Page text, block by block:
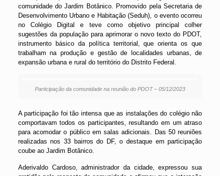
comunidade do Jardim Botânico. Promovido pela Secretaria de
Desenvolvimento Urbano e Habitação (Seduh), o evento ocorreu
no Colégio Digital e teve como objetivo principal colher
sugestões da população para aprimorar o novo texto do PDOT,
instrumento básico da política territorial, que orienta os que
trabalham na produção e gestão de localidades urbanas, de
expansão urbana e rural do território do Distrito Federal.
Participação da comunidade na reunião do PDOT – 05/12/2023
A participação foi tão intensa que as instalações do colégio não
comportavam todos os participantes, resultando em um atraso
para acomodar o público em salas adicionais. Das 50 reuniões
realizadas nos 33 bairros do DF, o destaque em participação
coube ao Jardim Botânico.
Aderivaldo Cardoso, administrador da cidade, expressou sua